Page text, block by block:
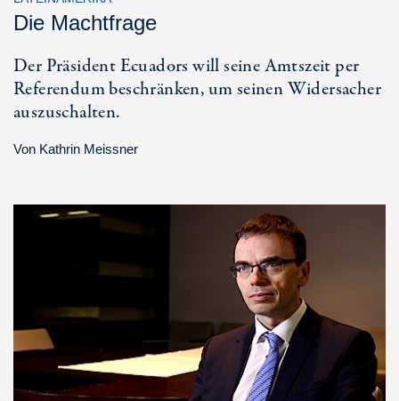
Die Machtfrage
Der Präsident Ecuadors will seine Amtszeit per
Referendum beschränken, um seinen Widersacher
auszuschalten.
Von Kathrin Meissner